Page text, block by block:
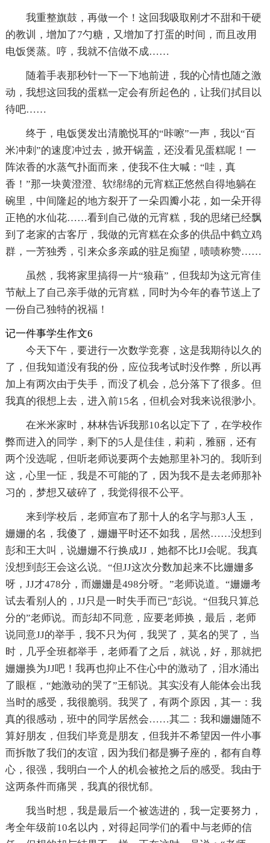
我重整旗鼓，再做一个！这回我吸取刚才不甜和干硬
的教训，增加了7勺糖，又增加了打蛋的时间，而且改用
电饭煲蒸。哼，我就不信做不成……
随着手表那秒针一下一下地前进，我的心情也随之激
动，我想这回我的蛋糕一定会有所起色的，让我们拭目以
待吧……
终于，电饭煲发出清脆悦耳的“咔嚓”一声，我以“百
米冲刺”的速度冲过去，掀开锅盖，还没看见蛋糕呢！一
阵浓香的水蒸气扑面而来，使我不住大喊：“哇，真
香！”那一块黄澄澄、软绵绵的元宵糕正悠然自得地躺在
碗里，中间隆起的地方裂开了一朵四瓣小花，如一朵开得
正艳的水仙花……看到自己做的元宵糕，我的思绪已经飘
到了老家的古客厅，我做的元宵糕在众多的供品中鹤立鸡
群，一芳独秀，引来众多亲戚的驻足痴望，啧啧称赞……
虽然，我将家里搞得一片“狼藉”，但我却为这元宵佳
节献上了自己亲手做的元宵糕，同时为今年的春节送上了
一份自己独特的祝福！
记一件事学生作文6
今天下午，要进行一次数学竞赛，这是我期待以久的
了，但我知道没有我的份，应位我考试时没作弊，所以再
加上有两次由于失手，而没了机会，总分落下了很多。但
我真的很想上去，进入前15名，但机会对我来说很渺小。
在米米家时，林林告诉我那10名以定下了，在学校作
弊而进入的同学，剩下的5人是佳佳，莉莉，雅丽，还有
两个没选呢，但听老师说要两个去她那里补习的。我听到
这，心里一怔，我是不可能的了，因为我不是去老师那补
习的，梦想又破碎了，我觉得很不公平。
来到学校后，老师宣布了那十人的名字与那3人玉，
姗姗的名，我傻了，姗姗平时还不如我，居然……没想到
彭和王大叫，说姗姗不行换成JJ，她都不比JJ会呢。我真
没想到彭王会这么说。“但JJ这次分数加起来不比姗姗多
呀，JJ才478分，而姗姗是498分呀。”老师说道。“姗姗考
试去看别人的，JJ只是一时失手而已”彭说。“但我只算总
分的”老师说。而彭却不同意，应要老师换，最后，老师
说同意JJ的举手，我不只为何，我哭了，莫名的哭了，当
时，几乎全班都举手，老师看了之后，就说，好，那就把
姗姗换为JJ吧！我再也抑止不住心中的激动了，泪水涌出
了眼框，“她激动的哭了”王郁说。其实没有人能体会出我
当时的感受，我很脆弱。我哭了，有两个原因，其一：我
真的很感动，班中的同学居然会……其二：我和姗姗随不
算好朋友，但我们毕竟是朋友，但我并不希望因一件小事
而拆散了我们的友谊，因为我们都是狮子座的，都有自尊
心，很强，我明白一个人的机会被抢之后的感受。我由于
这两条件而痛哭，我真的很忧郁。
我当时想，我是最后一个被选进的，我一定要努力，
考全年级前10名以内，对得起同学们的看中与老师的信